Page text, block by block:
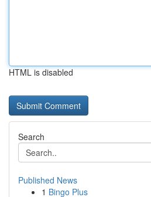
HTML is disabled
Search
Published News
1 Bingo Plus